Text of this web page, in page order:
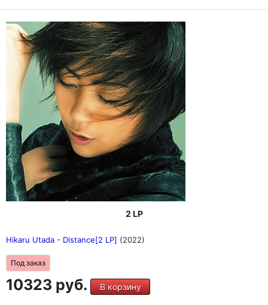
2 LP
Hikaru Utada - Distance[2 LP] (2022)
Под заказ
10323 руб. В корзину